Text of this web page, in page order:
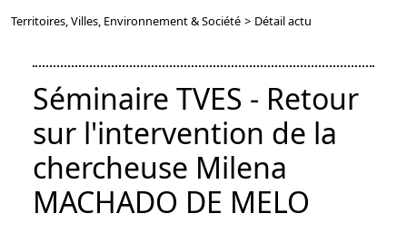
Territoires, Villes, Environnement & Société > Détail actu
Séminaire TVES - Retour
sur l'intervention de la
chercheuse Milena
MACHADO DE MELO